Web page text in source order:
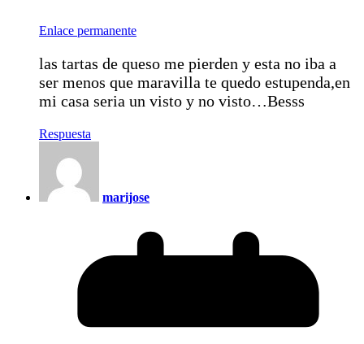
Enlace permanente
las tartas de queso me pierden y esta no iba a
ser menos que maravilla te quedo estupenda,en
mi casa seria un visto y no visto…Besss
Respuesta
marijose